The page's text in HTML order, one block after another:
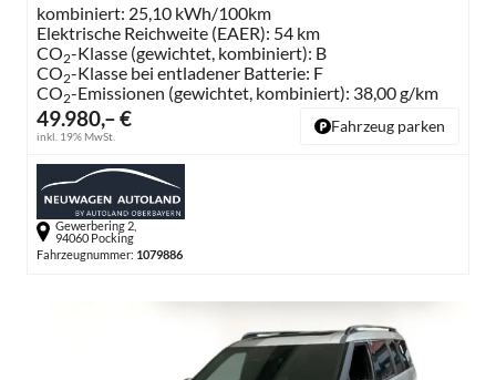
49.980,– €
inkl. 19% MwSt.
kombiniert: 25,10 kWh/100km
Elektrische Reichweite (EAER): 54 km
CO2-Klasse (gewichtet, kombiniert): B
CO2-Klasse bei entladener Batterie: F
CO2-Emissionen (gewichtet, kombiniert): 38,00 g/km
Fahrzeug parken
Gewerbering 2,
94060 Pocking
Fahrzeugnummer: 1079886